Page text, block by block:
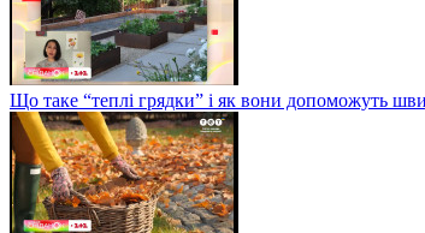
Що таке “теплі грядки” і як вони допоможуть